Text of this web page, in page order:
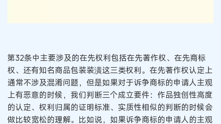
第32条中主要涉及的在先权利包括在先著作权、在先商标
权、还有知名商品包装装潢这三类权利。在先著作权认定上
通常不涉及混淆问题，但是如果对于诉争商标的申请人主观
上有恶意的时候，我们判断三个成立要件：作品独创性高度
的认定、权利归属的证明标准、实质性相似的判断的时候会
做比较宽松的理解。比如说，如果诉争商标的申请人的主观